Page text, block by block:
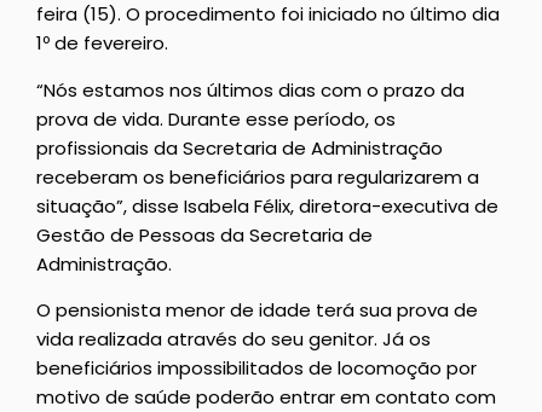
feira (15). O procedimento foi iniciado no último dia
1º de fevereiro.
“Nós estamos nos últimos dias com o prazo da
prova de vida. Durante esse período, os
profissionais da Secretaria de Administração
receberam os beneficiários para regularizarem a
situação”, disse Isabela Félix, diretora-executiva de
Gestão de Pessoas da Secretaria de
Administração.
O pensionista menor de idade terá sua prova de
vida realizada através do seu genitor. Já os
beneficiários impossibilitados de locomoção por
motivo de saúde poderão entrar em contato com